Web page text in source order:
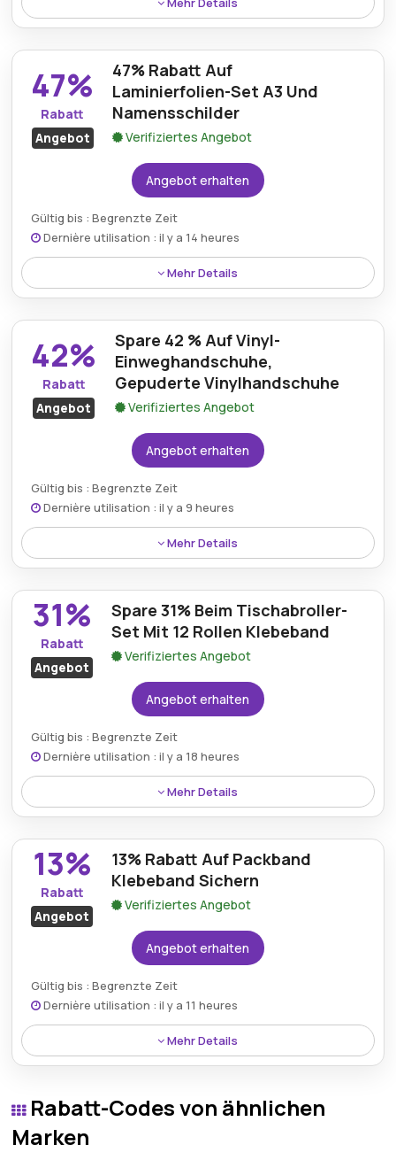
Ein Verpackungsteam.com Rabatt ermöglicht
Kunden 55% Rabatt auf die Winstar Plus Kernlos
Stretchfolie und bietet dabei langlebige
Verpackungslösungen mit bemerkenswerten
Einsparungen.
47%
Rabatt
Angebot
47% Rabatt Auf
Laminierfolien-Set A3 Und
Namensschilder
Verifiziertes Angebot
Angebot erhalten
Gültig bis : Begrenzte Zeit
Dernière utilisation : il y a 14 heures
Mehr Details
Das Laminierfolienset, einschließlich A3-Blätter und
Namensschilder, ist jetzt mit einer Preisreduzierung
von 47% erhältlich.
42%
Rabatt
Angebot
Spare 42 % Auf Vinyl-
Einweghandschuhe,
Gepuderte Vinylhandschuhe
Verifiziertes Angebot
Angebot erhalten
Gültig bis : Begrenzte Zeit
Dernière utilisation : il y a 9 heures
Mehr Details
Käufer können 42% auf hochwertige Vinyl-
Einweghandschuhe sparen, einschließlich
gepuderter Vinylhandschuhe, die zuverlässigen
Schutz, Langlebigkeit und Komfort für den täglichen
Gebrauch zu einem bemerkenswerten Preis bieten.
31%
Rabatt
Angebot
Spare 31% Beim Tischabroller-
Set Mit 12 Rollen Klebeband
Verifiziertes Angebot
Angebot erhalten
Gültig bis : Begrenzte Zeit
Dernière utilisation : il y a 18 heures
Mehr Details
Sparen Sie 31%, wenn Sie ein Tischabroller-Set
bestellen, das zwölf Rollen starkes und haltbares
Klebeband enthält.
13%
Rabatt
Angebot
13% Rabatt Auf Packband
Klebeband Sichern
Verifiziertes Angebot
Angebot erhalten
Gültig bis : Begrenzte Zeit
Dernière utilisation : il y a 11 heures
Mehr Details
Man kann 13% beim Kauf von Packband-Klebeband
macht, um Pakete, Kartons und alltägliche
Verpackungsaufgaben effizient zu sichern.
Rabatt-Codes von ähnlichen
Marken